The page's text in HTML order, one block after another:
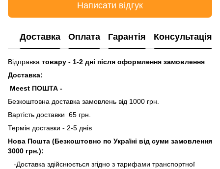
Написати відгук
Доставка Оплата Гарантія Консультація
Відправка товару - 1-2 дні після оформлення замовлення
Доставка:
Meest ПОШТА -
Безкоштовна доставка замовлень від 1000 грн.
Вартість доставки 65 грн.
Термін доставки - 2-5 днів
Нова Пошта (Безкоштовно по Україні від суми замовлення
3000 грн.):
-Доставка здійснюється згідно з тарифами транспортної